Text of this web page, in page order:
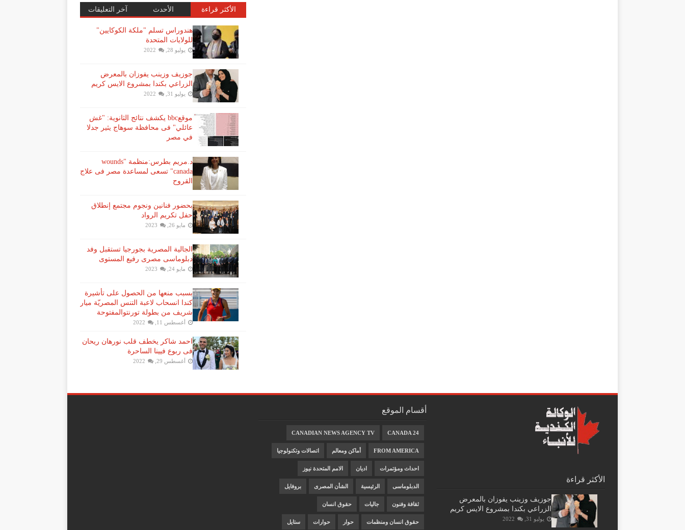
الأكثر قراءة الأحدث آخر التعليقات
هندوراس تسلم "ملكة الكوكايين"
للولايات المتحدة
يوليو 28, 2022
جوزيف وزينب يفوزان بالمعرض
الزراعي بكندا بمشروع الايس كريم
يوليو 31, 2022
موقعbbc يكشف نتائج الثانوية: "غش
عائلي" فى محافظة سوهاج يثير جدلا
في مصر
د.مريم بطرس:منظمة "wounds
canada" تسعى لمساعدة مصر فى علاج
القروح
بحضور فنانين ونجوم مجتمع إنطلاق
حفل تكريم الرواد
مايو 26, 2023
الجالية المصرية بجورجيا تستقبل وفد
دبلوماسى مصرى رفيع المستوى
مايو 24, 2023
بسبب منعها من الحصول على تأشيرة
كندا انسحاب لاعبة ​التنس​ المصريّة ​ميار
شريف​ من بطولة ​تورنتو​المفتوحة
أغسطس 11, 2022
احمد شاكر يخطف قلب نورهان ريحان
فى ربوع فيينا الساحرة
أغسطس 29, 2022
الأكثر قراءة
جوزيف وزينب يفوزان بالمعرض
الزراعي بكندا بمشروع الايس كريم
يوليو 31, 2022
أقسام الموقع
CANADA 24
CANADIAN NEWS AGENCY TV
FROM AMERICA أماكن ومعالم اتصالات وتكنولوجيا
احداث ومؤتمرات اديان الامم المتحدة نيوز
الدبلوماسى الرئيسية الشأن المصرى بروفايل
ثقافة وفنون جاليات حقوق انسان
حقوق انسان ومنظمات حوار حوارات ستايل